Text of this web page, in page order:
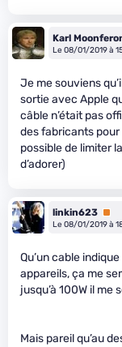
Karl
Le 08/01/2019 à
Je me souviens
sortie avec Apple
câble n’était pas
des fabricants pour
possible de limiter
d’adorer)
linkin623
Le 08/01/2019 à
Qu’un cable
appareils, ça me
jusqu’à 100W il me
Mais pareil qu’au